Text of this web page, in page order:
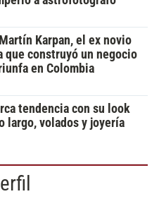
Karpan, el ex novio
que construyó un negocio
en Colombia
tendencia con su look
largo, volados y joyería